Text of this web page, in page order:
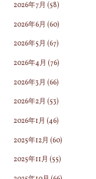
2026年7月 (58)
2026年6月 (60)
2026年5月 (67)
2026年4月 (76)
2026年3月 (66)
2026年2月 (53)
2026年1月 (46)
2025年12月 (60)
2025年11月 (55)